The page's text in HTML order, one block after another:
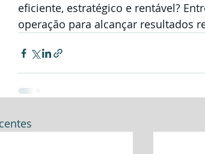
eficiente, estratégico e rentável?
operação para alcançar resultados